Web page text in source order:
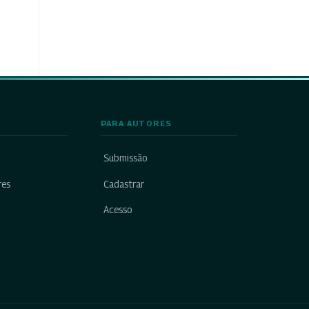
PARA AUTORES
Submissão
Cadastrar
Acesso